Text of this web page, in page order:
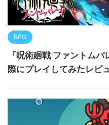
RPG
『呪術廻戦 ファントム
際にプレイしてみたレビ